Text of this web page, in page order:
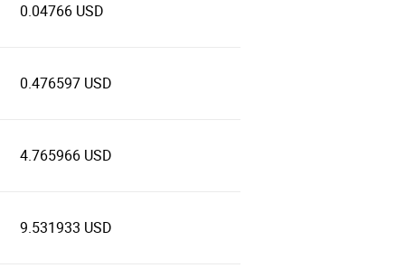
0.04766 USD
0.476597 USD
4.765966 USD
9.531933 USD